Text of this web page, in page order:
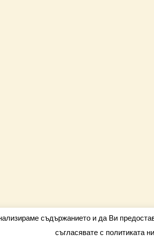
barometar.net © 2026 info@barometar.net
съдържанието и да Ви
съгласявате с политиката